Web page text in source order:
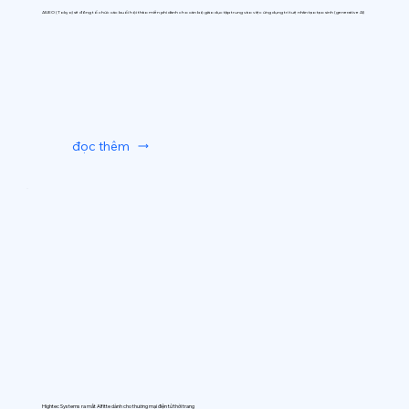
AIUEO (Tokyo) sẽ đồng tổ chức các buổi hội thảo miễn phí dành cho cán bộ giáo dục tập trung vào việc ứng dụng trí tuệ nhân tạo tạo sinh (generative AI)
đọc thêm
Hightec Systems ra mắt AIfitte dành cho thương mại điện tử thời trang